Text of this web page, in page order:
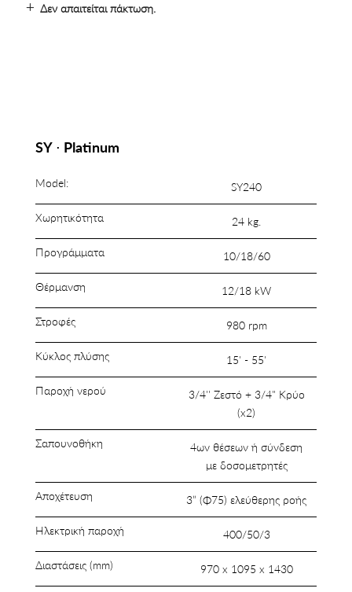
Δεν απαιτείται πάκτωση.
SΥ ⋅ Platinum
Model:
Χωρητικότητα
Προγράμματα
Θέρμανση
Στροφές
Κύκλος πλύσης
Παροχή νερού
Σαπουνοθήκη
Αποχέτευση
Ηλεκτρική παροχή
Διαστάσεις (mm)
SΥ240
24 kg.
10/18/60
12/18 kW
980 rpm
15' - 55'
3/4'' Ζεστό + 3/4" Κρύο
(x2)
4ων θέσεων ή σύνδεση
με δοσομετρητές
3” (Φ75) ελεύθερης ροής
400/50/3
970 x 1095 x 1430